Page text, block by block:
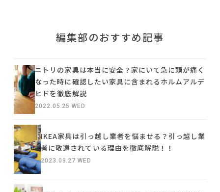
編集部のおすすめ記事
ニトリの家具は本当に安全？家にいて急に頭が痛く
なった時に確認したい家具に含まれるホルムアルデ
ヒドを徹底解説
2022.05.25 WED
IKEA家具は引っ越し業者を悩ませる？引っ越し業
者に敬遠されている理由を徹底解説！！
2023.09.27 WED